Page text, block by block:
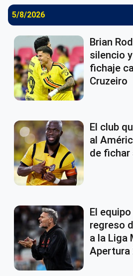
5/8/2026
Brian
silencio
fichaje
Cruzeiro
El club
al
de fichar
El
regreso
a la Liga
Apertura